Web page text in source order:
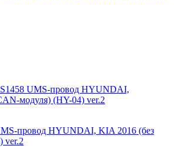
провод HYUNDAI, KIA 2016 (без
ver.2